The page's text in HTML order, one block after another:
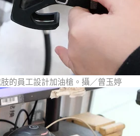
的員工設計加油槍。攝／曾玉婷